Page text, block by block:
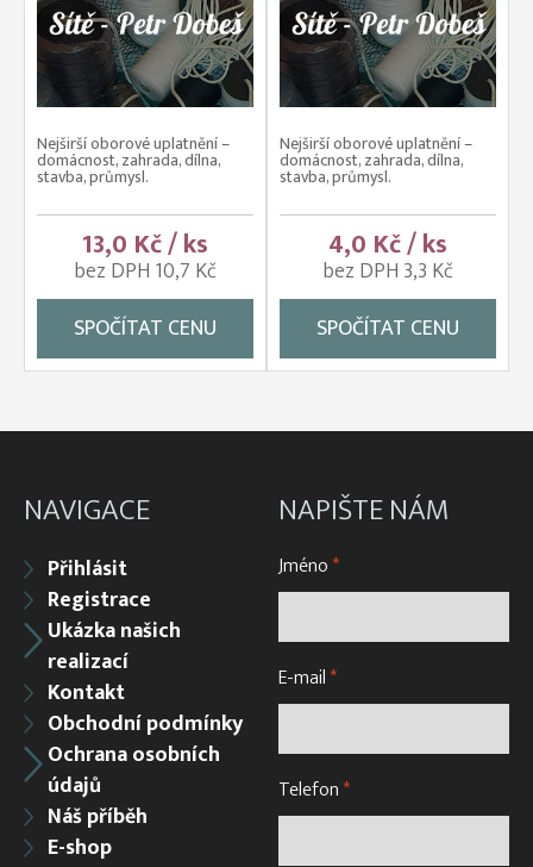
Nejširší oborové uplatnění –
domácnost, zahrada, dílna,
stavba, průmysl.
13,0 Kč / ks
bez DPH 10,7 Kč
SPOČÍTAT CENU
Nejširší oborové uplatnění –
domácnost, zahrada, dílna,
stavba, průmysl.
4,0 Kč / ks
bez DPH 3,3 Kč
SPOČÍTAT CENU
NAVIGACE
Přihlásit
Registrace
Ukázka našich
realizací
Kontakt
Obchodní podmínky
Ochrana osobních
údajů
Náš příběh
E-shop
NAPIŠTE NÁM
Jméno*
E-mail*
Telefon*